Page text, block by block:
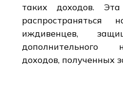
таких доходов.
иждивенцев,
дополнительного
доходов, полученных